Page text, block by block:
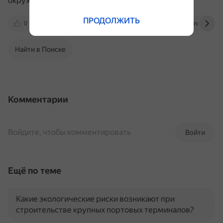
0 apni.ru otvet.mail.ru www.mos.ru
Найти в Поиске
Комментарии
Войти
Войдите, чтобы комментировать
Ещё по теме
Какие экологические риски возникают при
строительстве крупных портовых терминалов?
ПРОДОЛЖИТЬ